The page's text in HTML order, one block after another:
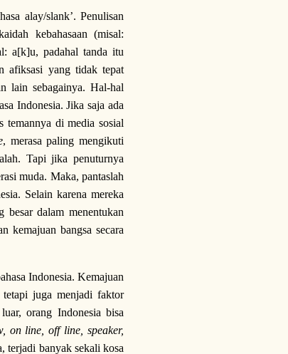
alay/slank’. Penulisan
kebahasaan (misal:
a[k]u, padahal tanda itu
afiksasi yang tidak tepat
lain sebagainya. Hal-hal
Indonesia. Jika saja ada
temannya di media sosial
, merasa paling mengikuti
Tapi jika penuturnya
muda. Maka, pantaslah
Selain karena mereka
besar dalam menentukan
kemajuan bangsa secara
Indonesia. Kemajuan
juga menjadi faktor
orang Indonesia bisa
on line, off line, speaker,
terjadi banyak sekali kosa